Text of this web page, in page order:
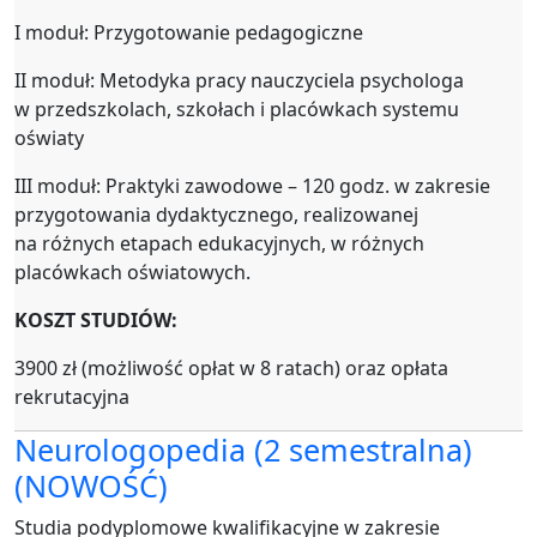
I moduł: Przygotowanie pedagogiczne
II moduł: Metodyka pracy nauczyciela psychologa
w przedszkolach, szkołach i placówkach systemu
oświaty
III moduł: Praktyki zawodowe – 120 godz. w zakresie
przygotowania dydaktycznego, realizowanej
na różnych etapach edukacyjnych, w różnych
placówkach oświatowych.
KOSZT STUDIÓW:
3900 zł (możliwość opłat w 8 ratach) oraz opłata
rekrutacyjna
Neurologopedia (2 semestralna)
(NOWOŚĆ)
Studia podyplomowe kwalifikacyjne w zakresie